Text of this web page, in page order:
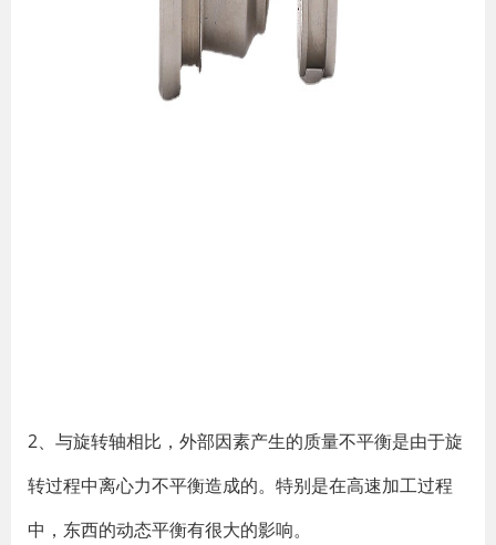
2、与旋转轴相比，外部因素产生的质量不平衡是由于旋
转过程中离心力不平衡造成的。特别是在高速加工过程
中，东西的动态平衡有很大的影响。